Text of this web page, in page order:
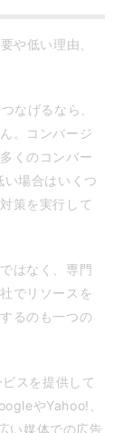
や低い理由、
なげるなら、
。コンバージ
くのコンバー
場合はいくつ
策を実行して
はなく、専門
でリソースを
るのも一つの
スを提供して
やYahoo!、
い媒体での広告